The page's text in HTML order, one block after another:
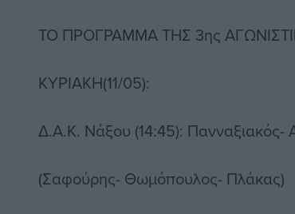
ΤΟ ΠΡΟΓΡΑΜΜΑ ΤΗΣ 3ης
ΚΥΡΙΑΚΗ(11/05):
Δ.Α.Κ. Νάξου (14:45):
(Σαφούρης- Θωμόπουλος- Πλάκας)